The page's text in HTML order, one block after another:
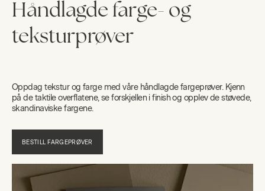
Håndlagde farge- og
teksturprøver
Oppdag tekstur og farge med våre håndlagde fargeprøver. Kjenn
på de taktile overflatene, se forskjellen i finish og opplev de støvede,
skandinaviske fargene.
BESTILL FARGEPRØVER